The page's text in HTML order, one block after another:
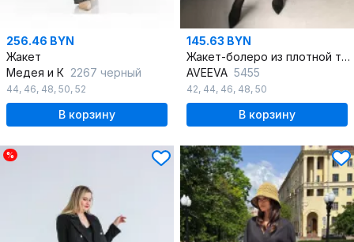
256.46 BYN
Жакет
Медея и К 2267 черный
44, 46, 48, 50, 52
В корзину
145.63 BYN
Жакет-болеро из плотной ткани с лацканами и рукавом 3/4
AVEEVA 5455
42, 44, 46, 48, 50
В корзину
%